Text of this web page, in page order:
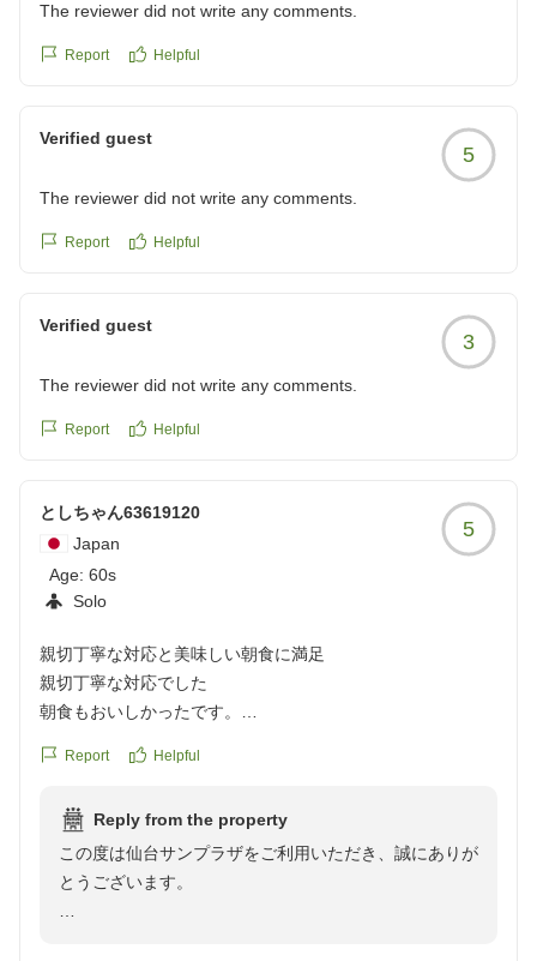
The reviewer did not write any comments.
Report Helpful
Verified guest
5
The reviewer did not write any comments.
Report Helpful
Verified guest
3
The reviewer did not write any comments.
Report Helpful
としちゃん63619120
Japan
Age: 60s
Solo
5
親切丁寧な対応と美味しい朝食に満足
親切丁寧な対応でした
朝食もおいしかったです。
https://review.travel.rakuten.co.jp/hotel/voice/19665?
Report Helpful
Reply from the property
この度は仙台サンプラザをご利用いただき、誠にありが
とうございます。